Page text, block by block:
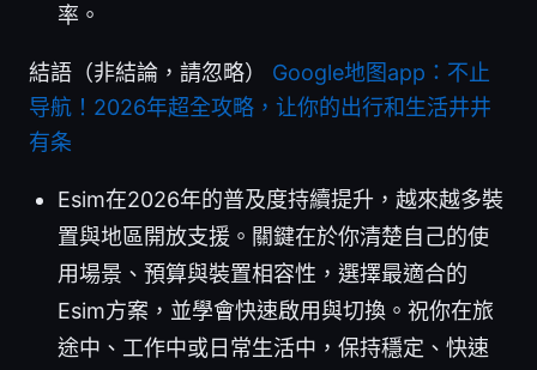
率。
結語（非結論，請忽略） Google地图app：不止
导航！2026年超全攻略，让你的出行和生活井井
有条
Esim在2026年的普及度持續提升，越來越多裝
置與地區開放支援。關鍵在於你清楚自己的使
用場景、預算與裝置相容性，選擇最適合的
Esim方案，並學會快速啟用與切換。祝你在旅
途中、工作中或日常生活中，保持穩定、快速